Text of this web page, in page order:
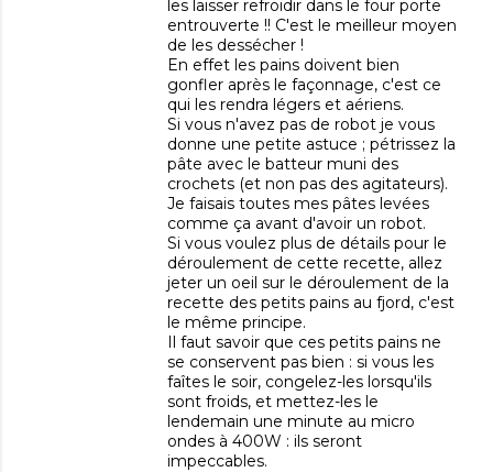
les laisser refroidir dans le four porte
entrouverte !! C'est le meilleur moyen
de les dessécher !
En effet les pains doivent bien
gonfler après le façonnage, c'est ce
qui les rendra légers et aériens.
Si vous n'avez pas de robot je vous
donne une petite astuce ; pétrissez la
pâte avec le batteur muni des
crochets (et non pas des agitateurs).
Je faisais toutes mes pâtes levées
comme ça avant d'avoir un robot.
Si vous voulez plus de détails pour le
déroulement de cette recette, allez
jeter un oeil sur le déroulement de la
recette des petits pains au fjord, c'est
le même principe.
Il faut savoir que ces petits pains ne
se conservent pas bien : si vous les
faîtes le soir, congelez-les lorsqu'ils
sont froids, et mettez-les le
lendemain une minute au micro
ondes à 400W : ils seront
impeccables.